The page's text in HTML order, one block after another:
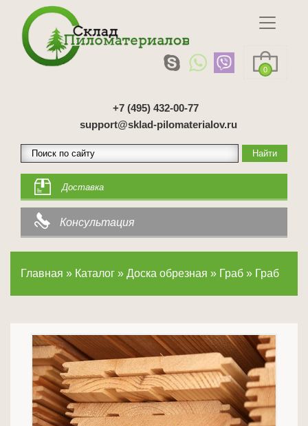
0
+7 (495) 432-00-77
support@sklad-pilomaterialov.ru
Доставка
Консультация
Главная » Каталог » Доска обрезная » Граб » Граб